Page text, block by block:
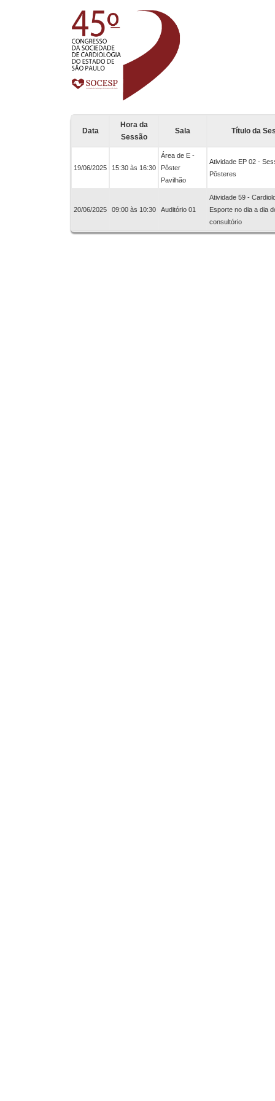
Data
Hora da
Sessão
Sala Título da
19/06/2025 15:30 às 16:30
Área de E -
Pôster
Pavilhão
Atividade EP 02 -
Pôsteres
20/06/2025 09:00 às 10:30 Auditório 01
Atividade 59 -
Esporte no dia a dia
consultório